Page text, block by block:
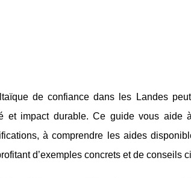
de confiance dans les Landes
et impact durable. Ce guide vous aide
à comprendre les aides
d’exemples concrets et de conseils